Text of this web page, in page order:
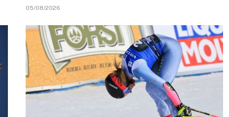
05/08/2026